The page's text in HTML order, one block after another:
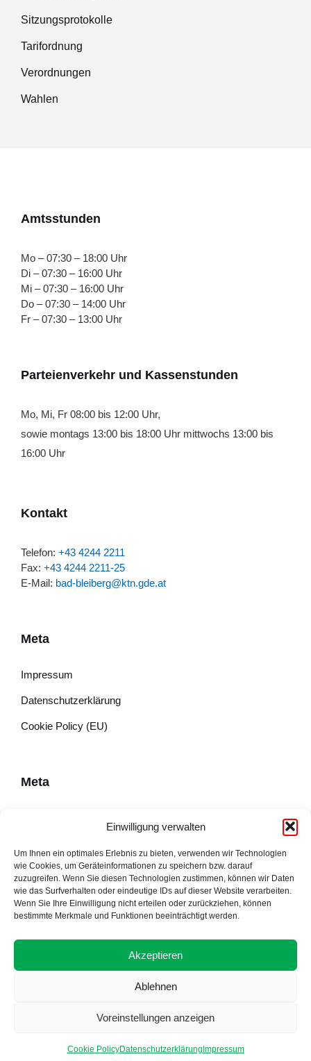
Einwilligung verwalten
Um Ihnen ein optimales Erlebnis zu bieten, verwenden wir Technologien
wie Cookies, um Geräteinformationen zu speichern bzw. darauf
zuzugreifen. Wenn Sie diesen Technologien zustimmen, können wir Daten
wie das Surfverhalten oder eindeutige IDs auf dieser Website verarbeiten.
Wenn Sie Ihre Einwilligung nicht erteilen oder zurückziehen, können
bestimmte Merkmale und Funktionen beeinträchtigt werden.
Akzeptieren
Ablehnen
Voreinstellungen anzeigen
Cookie PolicyDatenschutzerklärung Impressum
Sitzungsprotokolle
Tarifordnung
Verordnungen
Wahlen
Amtsstunden
Mo – 07:30 – 18:00 Uhr
Di – 07:30 – 16:00 Uhr
Mi – 07:30 – 16:00 Uhr
Do – 07:30 – 14:00 Uhr
Fr – 07:30 – 13:00 Uhr
Parteienverkehr und Kassenstunden
Mo, Mi, Fr 08:00 bis 12:00 Uhr,
sowie montags 13:00 bis 18:00 Uhr mittwochs 13:00 bis
16:00 Uhr
Kontakt
Telefon: +43 4244 2211
Fax: +43 4244 2211-25
E-Mail: bad-bleiberg@ktn.gde.at
Meta
Impressum
Datenschutzerklärung
Cookie Policy (EU)
Meta
Cookie Policy (EU)
Proudly made by Alpsware
A part of the GemeindeApp family by Axandu